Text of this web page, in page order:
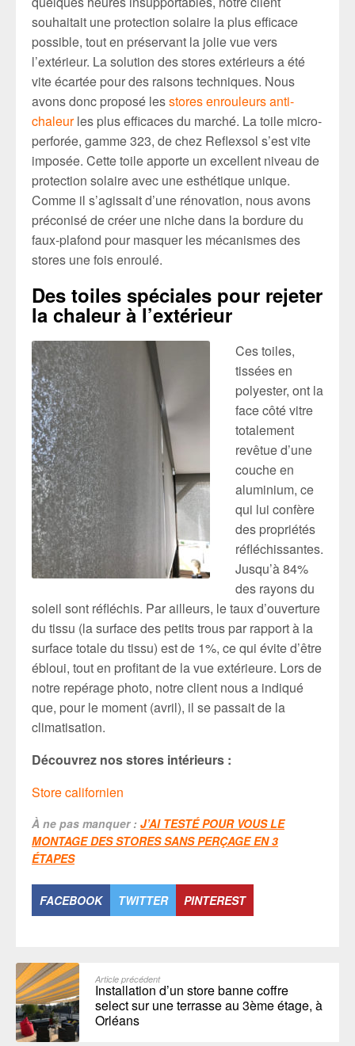
souhaitait une protection solaire la plus efficace
possible, tout en préservant la jolie vue vers
l’extérieur. La solution des stores extérieurs a été
vite écartée pour des raisons techniques. Nous
avons donc proposé lesstores enrouleurs anti-
chaleurles plus efficaces du marché. La toile micro-
perforée, gamme 323, de chez Reflexsol s’est vite
imposée. Cette toile apporte un excellent niveau de
protection solaire avec une esthétique unique.
Comme il s’agissait d’une rénovation, nous avons
préconisé de créer une niche dans la bordure du
faux-plafond pour masquer les mécanismes des
stores une fois enroulé.
Des toiles spéciales pour rejeter
la chaleur à l’extérieur
Ces toiles,
tissées en
polyester, ont la
face côté vitre
totalement
revêtue d’une
couche en
aluminium, ce
qui lui confère
des propriétés
réfléchissantes.
Jusqu’à 84%
des rayons du
soleil sont réfléchis. Par ailleurs, le taux d’ouverture
du tissu (la surface des petits trous par rapport à la
surface totale du tissu) est de 1%, ce qui évite d’être
ébloui, tout en profitant de la vue extérieure. Lors de
notre repérage photo, notre client nous a indiqué
que, pour le moment (avril), il se passait de la
climatisation.
Découvrez nos stores intérieurs :
Store californien
À ne pas manquer : J’AI TESTÉ POUR VOUS LE
MONTAGE DES STORES SANS PERÇAGE EN 3
ÉTAPES
FACEBOOK TWITTER PINTEREST
Article précédent
Installation d’un store banne coffre
select sur une terrasse au 3ème étage, à
Orléans